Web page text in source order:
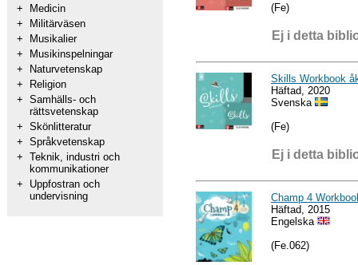
+
Medicin
+
Militärväsen
+
Musikalier
+
Musikinspelningar
+
Naturvetenskap
+
Religion
+ Samhälls- och
rättsvetenskap
+ Skönlitteratur
+ Språkvetenskap
+ Teknik, industri och
kommunikationer
+
Uppfostran och
undervisning
(Fe)
Ej i detta
Skills Workbook
Häftad, 2020
Svenska
(Fe)
Ej i detta
Champ 4
Häftad, 2015
Engelska
(Fe.062)